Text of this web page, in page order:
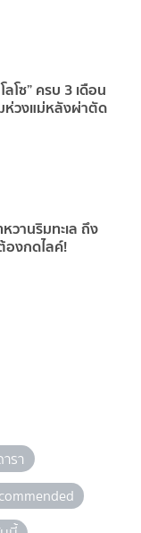
โซ” ครบ 3 เดือน
ห่วงแม่หลังผ่าตัด
วานริมทะเล ถึง
องกดไลค์!
รา